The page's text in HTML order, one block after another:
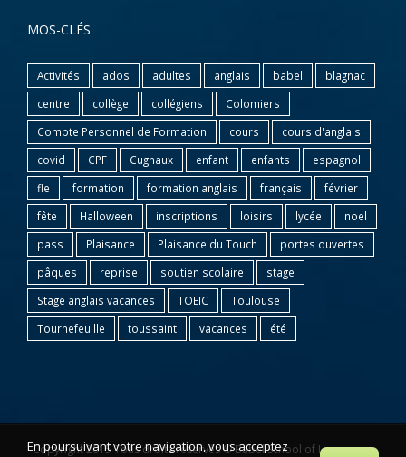
MOS-CLÉS
Activités ados adultes anglais babel
blagnac
centre
collège collégiens
Colomiers
Compte Personnel de Formation
cours
cours d'anglais
covid
CPF Cugnaux enfant enfants
espagnol
fle
formation formation anglais français
février
fête
Halloween inscriptions loisirs lycée
noel
pass
Plaisance Plaisance du Touch
portes ouvertes
pâques
reprise soutien scolaire
stage
Stage anglais vacances
TOEIC
Toulouse
Tournefeuille
toussaint vacances été
Copyright 2015 Tous droits réservés © Babel School of Languages
En poursuivant votre navigation, vous acceptez